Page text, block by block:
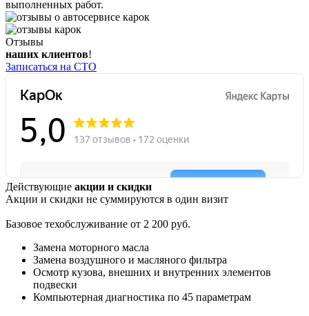
выполненных работ.
Отзывы
наших клиентов!
Записаться на СТО
Действующие акции и скидки
Акции и скидки не суммируются в один визит
Базовое техобслуживание от 2 200 руб.
Замена моторного масла
Замена воздушного и масляного фильтра
Осмотр кузова, внешних и внутренних элементов
подвески
Компьютерная диагностика по 45 параметрам